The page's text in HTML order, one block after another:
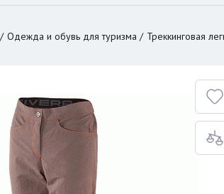
Одежда и обувь для туризма Треккинговая